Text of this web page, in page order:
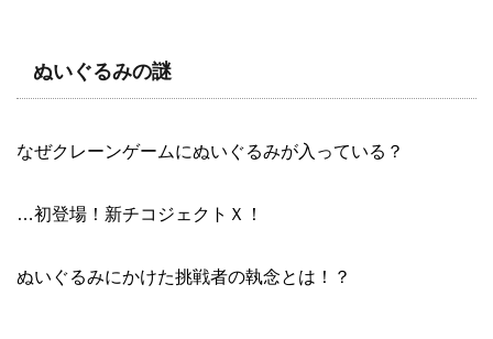
ぬいぐるみの謎
なぜクレーンゲームにぬいぐるみが入っている？
…初登場！新チコジェクトＸ！
ぬいぐるみにかけた挑戦者の執念とは！？